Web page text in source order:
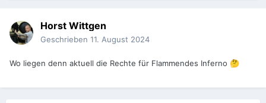
Horst Wittgen
Geschrieben 11. August 2024
Wo liegen denn aktuell die Rechte für Flammendes Inferno 🤔